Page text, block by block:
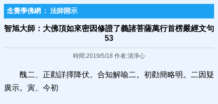
念覺學佛網 : 法師開示
智旭大師：大佛頂如來密因修證了義諸菩薩萬行首楞嚴經文句
53
時間:2019/5/18 作者:清淨心
醜二、正勸詳擇降伏。合知解喻二。初勸簡略明。二因疑
廣示。寅、今初